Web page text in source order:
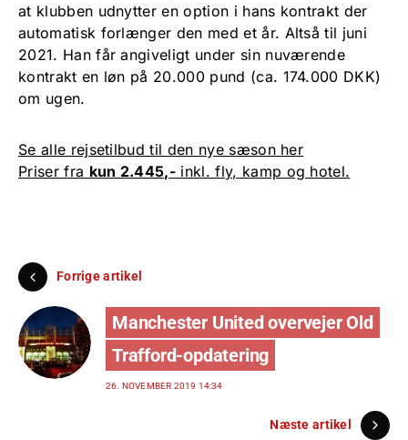
at klubben udnytter en option i hans kontrakt der
automatisk forlænger den med et år. Altså til juni
2021. Han får angiveligt under sin nuværende
kontrakt en løn på 20.000 pund (ca. 174.000 DKK)
om ugen.
Se alle rejsetilbud til den nye sæson her
Priser fra kun 2.445,- inkl. fly, kamp og hotel.
Forrige artikel
Manchester United overvejer Old
Trafford-opdatering
26. NOVEMBER 2019 14:34
Næste artikel